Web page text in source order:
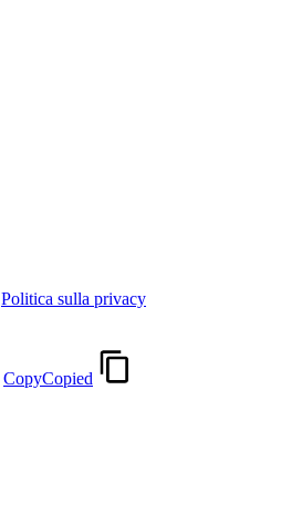
Politica sulla privacy
CopyCopied